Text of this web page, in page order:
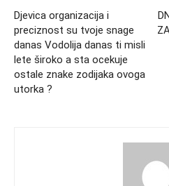
Djevica organizacija i
preciznost su tvoje snage
danas Vodolija danas ti misli
lete široko a sta ocekuje
ostale znake zodijaka ovoga
utorka ?